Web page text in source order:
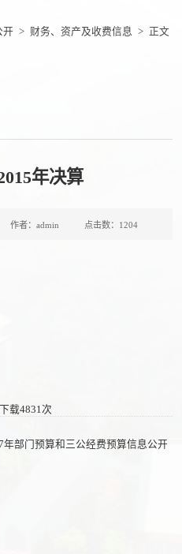
开 > 财务、资产及收费信息 > 正文
年决算
作者：admin 点击数： 1204
载4831次
年部门预算和三公经费预算信息公开